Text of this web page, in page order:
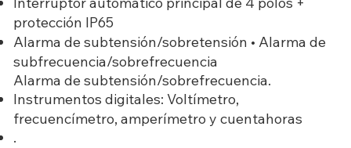
protección IP65
Alarma de subtensión/sobretensión • Alarma de
subfrecuencia/sobrefrecuencia
Alarma de subtensión/sobrefrecuencia.
Instrumentos digitales: Voltímetro,
frecuencímetro, amperímetro y cuentahoras
.